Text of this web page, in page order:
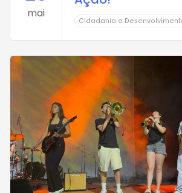
mai
Cidadania e